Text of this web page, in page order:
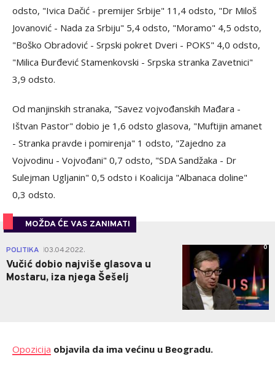
odsto, "Ivica Dačić - premijer Srbije" 11,4 odsto, "Dr Miloš
Jovanović - Nada za Srbiju" 5,4 odsto, "Moramo" 4,5 odsto,
"Boško Obradović - Srpski pokret Dveri - POKS" 4,0 odsto,
"Milica Đurđević Stamenkovski - Srpska stranka Zavetnici"
3,9 odsto.
Od manjinskih stranaka, "Savez vojvođanskih Mađara -
Ištvan Pastor" dobio je 1,6 odsto glasova, "Muftijin amanet
- Stranka pravde i pomirenja" 1 odsto, "Zajedno za
Vojvodinu - Vojvođani" 0,7 odsto, "SDA Sandžaka - Dr
Sulejman Ugljanin" 0,5 odsto i Koalicija "Albanaca doline"
0,3 odsto.
MOŽDA ĆE VAS ZANIMATI
POLITIKA 03.04.2022.
Vučić dobio najviše glasova u
Mostaru, iza njega Šešelj
0
Opozicija objavila da ima većinu u Beogradu.